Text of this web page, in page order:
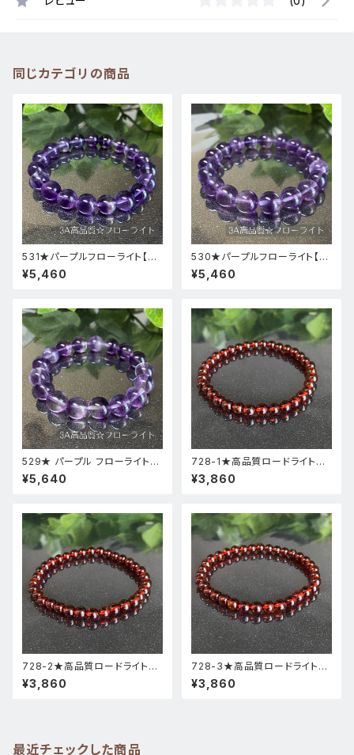
同じカテゴリの商品
531★パープルフローライト【高
品質・高透明度】天然石パワース
トーンブレスレット新品
¥5,460
530★パープルフローライト【高
品質・高透明度】天然石パワース
トーンブレスレット新品
¥5,460
529★ パープル フローライト【
高品質 ・ 高透明度 】天然石 パ
ワーストーン ブレスレット 新品
¥5,640
728-1★高品質ロードライトガ
ーネット★天然石ブレスレットパ
ワーストーン新品
¥3,860
728-2★高品質ロードライトガ
ーネット★天然石ブレスレットパ
ワーストーン新品
¥3,860
728-3★高品質ロードライトガ
ーネット★天然石ブレスレットパ
ワーストーン新品
¥3,860
最近チェックした商品